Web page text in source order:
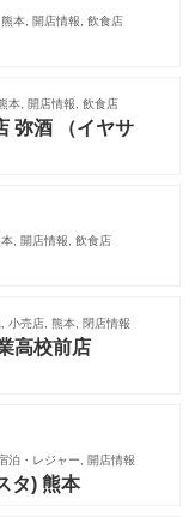
本, 開店情報, 飲食店
本, 開店情報, 飲食店
弥酒 （イヤサ
, 開店情報, 飲食店
小売店, 熊本, 閉店情報
高校前店
泊・レジャー, 開店情報
タ) 熊本